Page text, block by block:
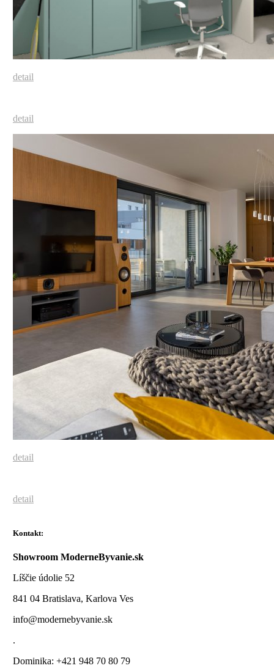
detail
detail
detail
detail
Kontakt:
Showroom ModerneByvanie.sk
Líščie údolie 52
841 04 Bratislava, Karlova Ves
info@modernebyvanie.sk
.
Dominika: +421 948 70 80 79